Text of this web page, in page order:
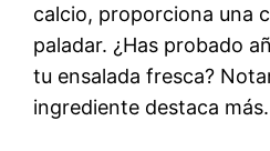
calcio, proporciona una
paladar. ¿Has probado
tu ensalada fresca?
ingrediente destaca más.